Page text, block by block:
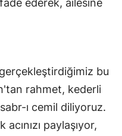
ederek, ailesine
bu
rahmet, kederli
ı cemil diliyoruz.
paylaşıyor,